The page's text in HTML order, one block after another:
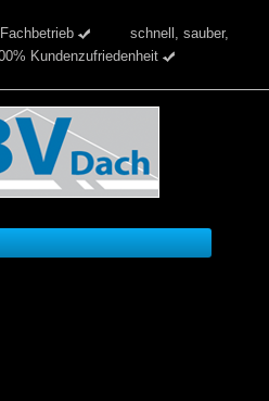
schnell, sauber,
Kundenzufriedenheit